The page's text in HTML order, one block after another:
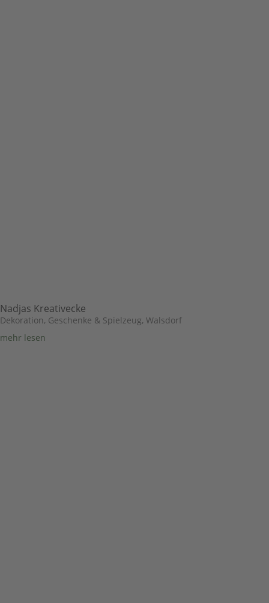
Nadjas Kreativecke
Dekoration, Geschenke & Spielzeug, Walsdorf
mehr lesen